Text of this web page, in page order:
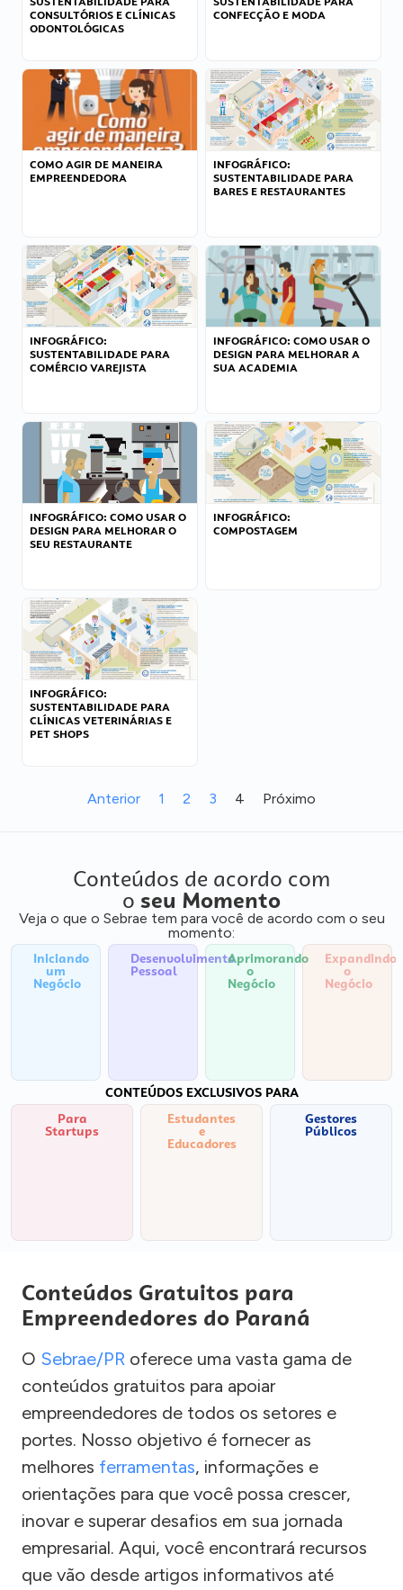
CONSULTÓRIOS E CLÍNICAS
ODONTOLÓGICAS
CONFECÇÃO E MODA
COMO AGIR DE MANEIRA
EMPREENDEDORA
INFOGRÁFICO:
SUSTENTABILIDADE PARA
BARES E RESTAURANTES
INFOGRÁFICO:
SUSTENTABILIDADE PARA
COMÉRCIO VAREJISTA
INFOGRÁFICO: COMO USAR O
DESIGN PARA MELHORAR A
SUA ACADEMIA
INFOGRÁFICO: COMO USAR O
DESIGN PARA MELHORAR O
SEU RESTAURANTE
INFOGRÁFICO:
COMPOSTAGEM
INFOGRÁFICO:
SUSTENTABILIDADE PARA
CLÍNICAS VETERINÁRIAS E
PET SHOPS
Anterior 1 2 3 4 Próximo
Conteúdos de acordo com
o seu Momento
Veja o que o Sebrae tem para você de acordo com o seu
momento:
Iniciando
um
Negócio
Desenvolvimento
Pessoal
Aprimorando
o
Negócio
Expandindo
o
Negócio
CONTEÚDOS EXCLUSIVOS PARA
Para
Startups
Estudantes
e
Educadores
Gestores
Públicos
Conteúdos Gratuitos para
Empreendedores do Paraná
O Sebrae/PR oferece uma vasta gama de
conteúdos gratuitos para apoiar
empreendedores de todos os setores e
portes. Nosso objetivo é fornecer as
melhores ferramentas, informações e
orientações para que você possa crescer,
inovar e superar desafios em sua jornada
empresarial. Aqui, você encontrará recursos
que vão desde artigos informativos até